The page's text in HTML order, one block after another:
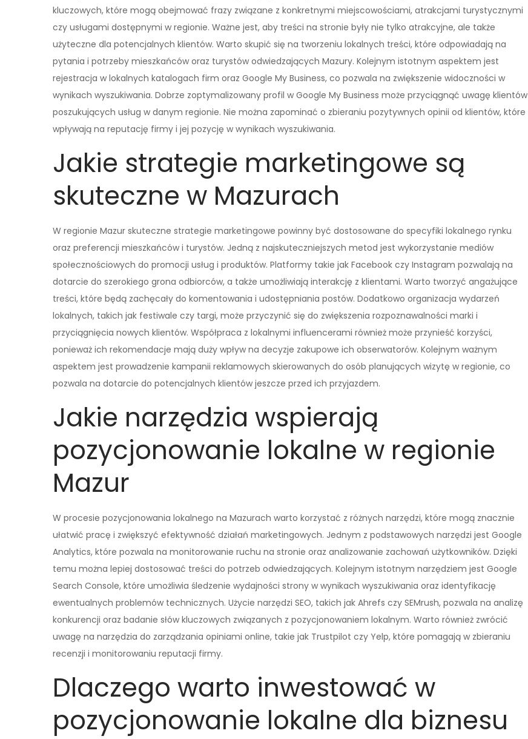
kluczowych, które mogą obejmować frazy związane z konkretnymi miejscowościami, atrakcjami turystycznymi
czy usługami dostępnymi w regionie. Ważne jest, aby treści na stronie były nie tylko atrakcyjne, ale także
użyteczne dla potencjalnych klientów. Warto skupić się na tworzeniu lokalnych treści, które odpowiadają na
pytania i potrzeby mieszkańców oraz turystów odwiedzających Mazury. Kolejnym istotnym aspektem jest
rejestracja w lokalnych katalogach firm oraz Google My Business, co pozwala na zwiększenie widoczności w
wynikach wyszukiwania. Dobrze zoptymalizowany profil w Google My Business może przyciągnąć uwagę klientów
poszukujących usług w danym regionie. Nie można zapominać o zbieraniu pozytywnych opinii od klientów, które
wpływają na reputację firmy i jej pozycję w wynikach wyszukiwania.
Jakie strategie marketingowe są
skuteczne w Mazurach
W regionie Mazur skuteczne strategie marketingowe powinny być dostosowane do specyfiki lokalnego rynku
oraz preferencji mieszkańców i turystów. Jedną z najskuteczniejszych metod jest wykorzystanie mediów
społecznościowych do promocji usług i produktów. Platformy takie jak Facebook czy Instagram pozwalają na
dotarcie do szerokiego grona odbiorców, a także umożliwiają interakcję z klientami. Warto tworzyć angażujące
treści, które będą zachęcały do komentowania i udostępniania postów. Dodatkowo organizacja wydarzeń
lokalnych, takich jak festiwale czy targi, może przyczynić się do zwiększenia rozpoznawalności marki i
przyciągnięcia nowych klientów. Współpraca z lokalnymi influencerami również może przynieść korzyści,
ponieważ ich rekomendacje mają duży wpływ na decyzje zakupowe ich obserwatorów. Kolejnym ważnym
aspektem jest prowadzenie kampanii reklamowych skierowanych do osób planujących wizytę w regionie, co
pozwala na dotarcie do potencjalnych klientów jeszcze przed ich przyjazdem.
Jakie narzędzia wspierają
pozycjonowanie lokalne w regionie
Mazur
W procesie pozycjonowania lokalnego na Mazurach warto korzystać z różnych narzędzi, które mogą znacznie
ułatwić pracę i zwiększyć efektywność działań marketingowych. Jednym z podstawowych narzędzi jest Google
Analytics, które pozwala na monitorowanie ruchu na stronie oraz analizowanie zachowań użytkowników. Dzięki
temu można lepiej dostosować treści do potrzeb odwiedzających. Kolejnym istotnym narzędziem jest Google
Search Console, które umożliwia śledzenie wydajności strony w wynikach wyszukiwania oraz identyfikację
ewentualnych problemów technicznych. Użycie narzędzi SEO, takich jak Ahrefs czy SEMrush, pozwala na analizę
konkurencji oraz badanie słów kluczowych związanych z pozycjonowaniem lokalnym. Warto również zwrócić
uwagę na narzędzia do zarządzania opiniami online, takie jak Trustpilot czy Yelp, które pomagają w zbieraniu
recenzji i monitorowaniu reputacji firmy.
Dlaczego warto inwestować w
pozycjonowanie lokalne dla biznesu